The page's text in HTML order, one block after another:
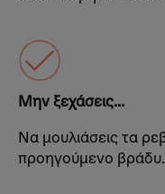
Μην ξεχάσεις...
Να μουλιάσεις τα
προηγούμενο βράδυ.